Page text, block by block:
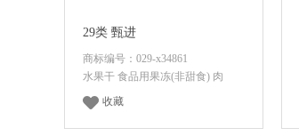
29类 甄进
商标编号：029-x34861
水果干 食品用果冻(非甜食) 肉
收藏